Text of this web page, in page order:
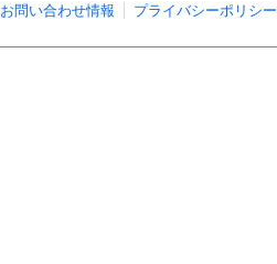
お問い合わせ情報 プライバシーポリシー